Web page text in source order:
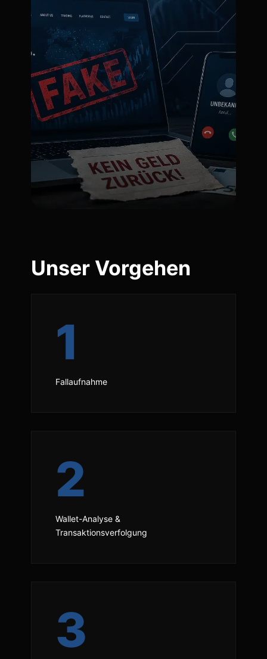
Unser Vorgehen
1
Fallaufnahme
2
Wallet-Analyse &
Transaktionsverfolgung
3